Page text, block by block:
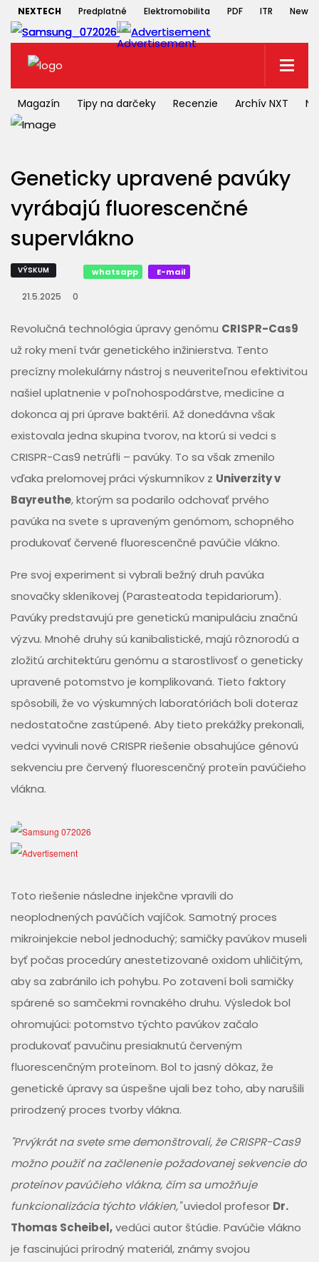
NEXTECH Predplatné Elektromobilita PDF ITR
Magazín Tipy na darčeky Recenzie Archív NXT
Geneticky upravené pavúky
vyrábajú fluorescenčné
supervlákno
VÝSKUM whatsapp E-mail
21.5.2025 0
Revolučná technológia úpravy genómu CRISPR-Cas9
už roky mení tvár genetického inžinierstva. Tento
precízny molekulárny nástroj s neuveriteľnou efektivitou
našiel uplatnenie v poľnohospodárstve, medicíne a
dokonca aj pri úprave baktérií. Až donedávna však
existovala jedna skupina tvorov, na ktorú si vedci s
CRISPR-Cas9 netrúfli – pavúky. To sa však zmenilo
vďaka prelomovej práci výskumníkov z Univerzity v
Bayreuthe, ktorým sa podarilo odchovať prvého
pavúka na svete s upraveným genómom, schopného
produkovať červené fluorescenčné pavúčie vlákno.
Pre svoj experiment si vybrali bežný druh pavúka
snovačky skleníkovej (Parasteatoda tepidariorum).
Pavúky predstavujú pre genetickú manipuláciu značnú
výzvu. Mnohé druhy sú kanibalistické, majú rôznorodú a
zložitú architektúru genómu a starostlivosť o geneticky
upravené potomstvo je komplikovaná. Tieto faktory
spôsobili, že vo výskumných laboratóriách boli doteraz
nedostatočne zastúpené. Aby tieto prekážky prekonali,
vedci vyvinuli nové CRISPR riešenie obsahujúce génovú
sekvenciu pre červený fluorescenčný proteín pavúčieho
vlákna.
Toto riešenie následne injekčne vpravili do
neoplodnených pavúčích vajíčok. Samotný proces
mikroinjekcie nebol jednoduchý; samičky pavúkov museli
byť počas procedúry anestetizované oxidom uhličitým,
aby sa zabránilo ich pohybu. Po zotavení boli samičky
spárené so samčekmi rovnakého druhu. Výsledok bol
ohromujúci: potomstvo týchto pavúkov začalo
produkovať pavučinu presiaknutú červeným
fluorescenčným proteínom. Bol to jasný dôkaz, že
genetické úpravy sa úspešne ujali bez toho, aby narušili
prirodzený proces tvorby vlákna.
"Prvýkrát na svete sme demonštrovali, že CRISPR-Cas9
možno použiť na začlenenie požadovanej sekvencie do
proteínov pavúčieho vlákna, čím sa umožňuje
funkcionalizácia týchto vlákien,"uviedol profesor Dr.
Thomas Scheibel,vedúci autor štúdie. Pavúčie vlákno
je fascinujúci prírodný materiál, známy svojou